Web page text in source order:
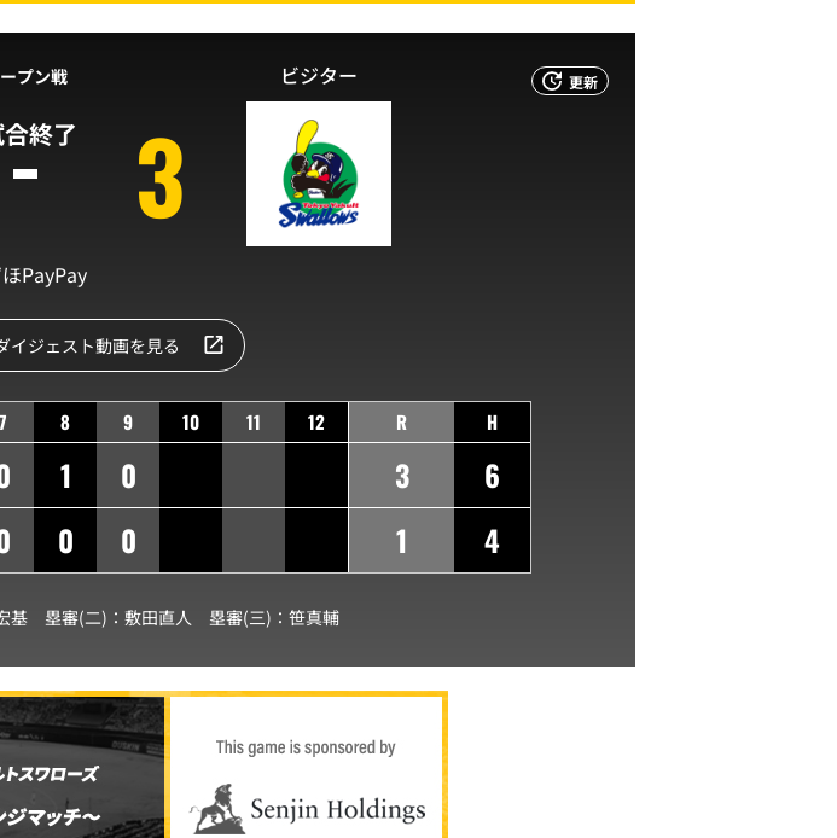
更新
プン戦
終了 3
ビジター
PayPay
イジェスト動画を見る
7 8 9 10 11 12
1
0
0 0
R H
3
6
1
4
基 塁審(二)： 敷田直人 塁審(三)： 笹真輔